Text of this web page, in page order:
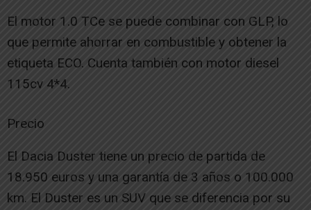
El motor 1.0 TCe se puede combinar con GLP, lo
que permite ahorrar en combustible y obtener la
etiqueta ECO. Cuenta también con motor diesel
115cv 4*4.
Precio
El Dacia Duster tiene un precio de partida de
18.950 euros y una garantía de 3 años o 100.000
km. El Duster es un SUV que se diferencia por su